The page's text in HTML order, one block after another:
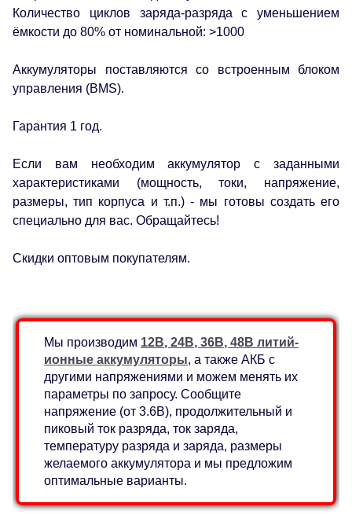
Количество циклов заряда-разряда с уменьшением
ёмкости до 80% от номинальной: >1000
Аккумуляторы поставляются со встроенным блоком
управления (BMS).
Гарантия 1 год.
Если вам необходим аккумулятор с заданными
характеристиками (мощность, токи, напряжение,
размеры, тип корпуса и т.п.) - мы готовы создать его
специально для вас. Обращайтесь!
Скидки оптовым покупателям.
Мы производим 12В, 24В, 36В, 48В литий-
ионные аккумуляторы, а также АКБ с
другими напряжениями и можем менять их
параметры по запросу. Сообщите
напряжение (от 3.6В), продолжительный и
пиковый ток разряда, ток заряда,
температуру разряда и заряда, размеры
желаемого аккумулятора и мы предложим
оптимальные варианты.